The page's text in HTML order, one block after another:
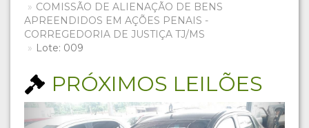
COMISSÃO DE ALIENAÇÃO DE BENS
APREENDIDOS EM AÇÕES PENAIS -
CORREGEDORIA DE JUSTIÇA TJ/MS
Lote: 009
PRÓXIMOS LEILÕES
Previous Next